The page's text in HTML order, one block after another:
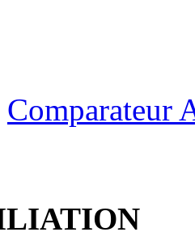
Comparateur